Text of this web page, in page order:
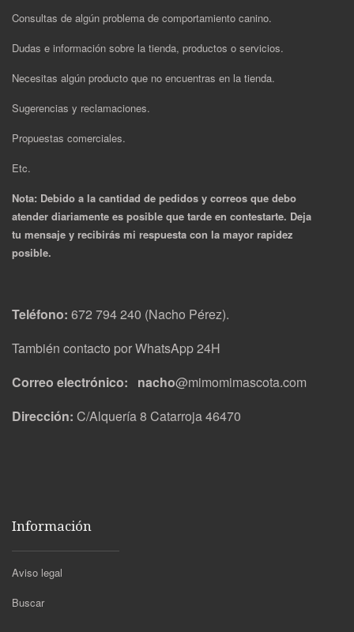
Consultas de algún problema de comportamiento canino.
Dudas e información sobre la tienda, productos o servicios.
Necesitas algún producto que no encuentras en la tienda.
Sugerencias y reclamaciones.
Propuestas comerciales.
Etc.
Nota: Debido a la cantidad de pedidos y correos que debo
atender diariamente es posible que tarde en contestarte. Deja
tu mensaje y recibirás mi respuesta con la mayor rapidez
posible.
Teléfono: 672 794 240 (Nacho Pérez).
También contacto por WhatsApp 24H
Correo electrónico: nacho@mimomimascota.com
Dirección: C/Alquería 8 Catarroja 46470
Información
Aviso legal
Buscar